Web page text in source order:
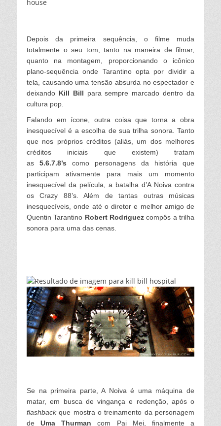
Depois da primeira sequência, o filme muda
totalmente o seu tom, tanto na maneira de filmar,
quanto na montagem, proporcionando o icônico
plano-sequência onde Tarantino opta por dividir a
tela, causando uma tensão absurda no espectador e
deixando Kill Bill para sempre marcado dentro da
cultura pop.
Falando em ícone, outra coisa que torna a obra
inesquecível é a escolha de sua trilha sonora. Tanto
que nos próprios créditos (aliás, um dos melhores
créditos iniciais que existem) tratam
as 5.6.7.8’s como personagens da história que
participam ativamente para mais um momento
inesquecível da película, a batalha d’A Noiva contra
os Crazy 88’s. Além de tantas outras músicas
inesquecíveis, onde até o diretor e melhor amigo de
Quentin Tarantino Robert Rodriguez compôs a trilha
sonora para uma das cenas.
Se na primeira parte, A Noiva é uma máquina de
matar, em busca de vingança e redenção, após o
flashbackque mostra o treinamento da personagem
deUma Thurman com Pai Mei, finalmente a